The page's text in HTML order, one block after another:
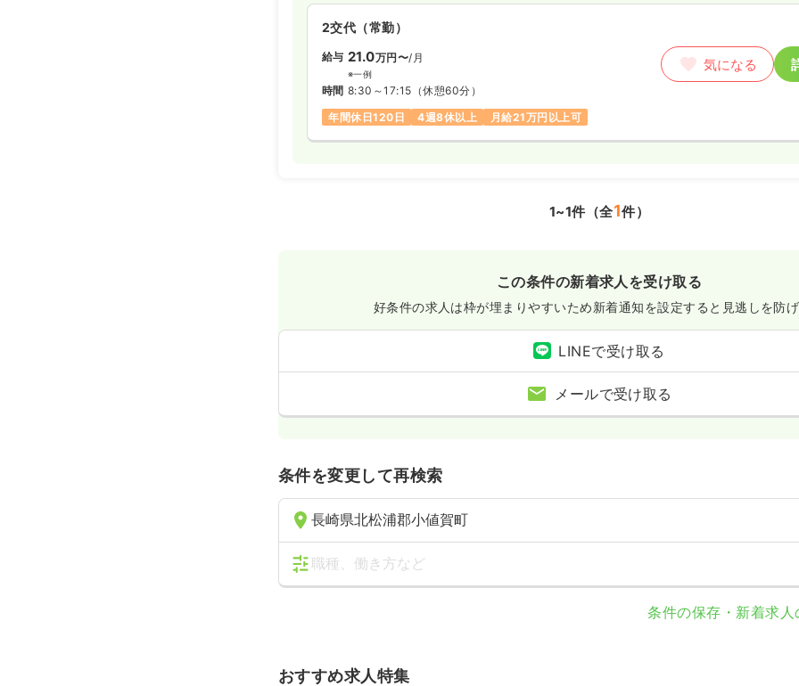
2交代（常勤）
給与 21.0万円〜/月
※一例
時間 8:30～17:15 （休憩60分）
年間休日120日
4週8休以上 月給21万円以上可
気になる
1~1件（全1件）
この条件の新着求人を受け取る
好条件の求人は枠が埋まりやすいため新着通知を設定すると見逃しを防
LINEで受け取る
メールで受け取る
条件を変更して再検索
長崎県北松浦郡小値賀町
職種、働き方など
条件の保存・新着求
おすすめ求人特集